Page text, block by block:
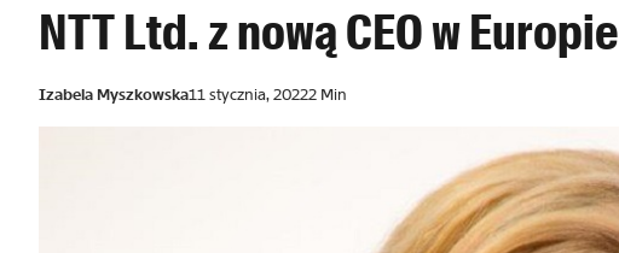
NTT Ltd. z nową CEO w Europie
Izabela Myszkowska11 stycznia, 20222 Min